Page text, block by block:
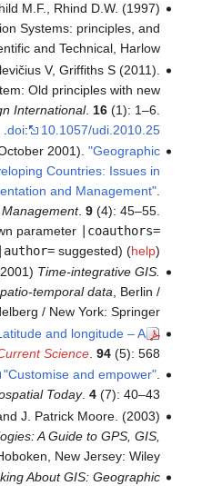
M.F., Rhind D.W. (1997)
Systems: principles, and
and Technical, Harlow.
V, Griffiths S (2011).
Old principles with new
International. 16(1): 1–6.
doi: 10.1057/udi.2010.25
2001). "Geographic
Countries: Issues in
and Management".
. 9(4): 45–55.
parameter
|coauthors=
suggested) (help)
Time-integrative GIS.
temporal data, Berlin /
/ New York: Springer.
and longitude – A
Science. 94(5): 568.
"Customise and empower".
Today. 4(7): 40–43.
J. Patrick Moore. (2003)
A Guide to GPS, GIS,
New Jersey: Wiley.
About GIS: Geographic